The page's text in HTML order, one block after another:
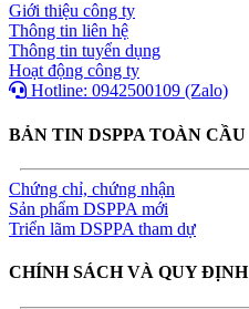
Giới thiệu công ty
Thông tin liên hệ
Thông tin tuyển dụng
Hoạt động công ty
Hotline: 0942500109 (Zalo)
BẢN TIN DSPPA TOÀN CẦU
Chứng chỉ, chứng nhận
Sản phẩm DSPPA mới
Triển lãm DSPPA tham dự
CHÍNH SÁCH VÀ QUY ĐỊNH